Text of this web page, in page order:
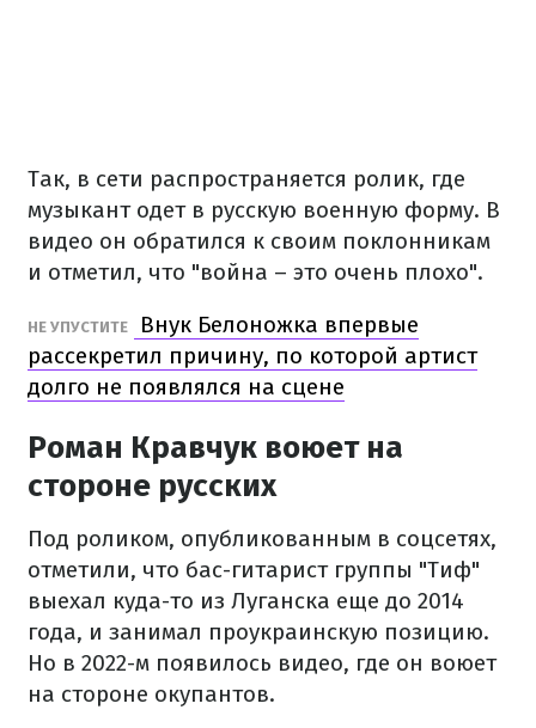
Так, в сети распространяется ролик, где
музыкант одет в русскую военную форму. В
видео он обратился к своим поклонникам
и отметил, что "война – это очень плохо".
НЕ УПУСТИТЕ
Внук Белоножка впервые
рассекретил причину, по которой артист
долго не появлялся на сцене
Роман Кравчук воюет на
стороне русских
Под роликом, опубликованным в соцсетях,
отметили, что бас-гитарист группы "Тиф"
выехал куда-то из Луганска еще до 2014
года, и занимал проукраинскую позицию.
Но в 2022-м появилось видео, где он воюет
на стороне окупантов.